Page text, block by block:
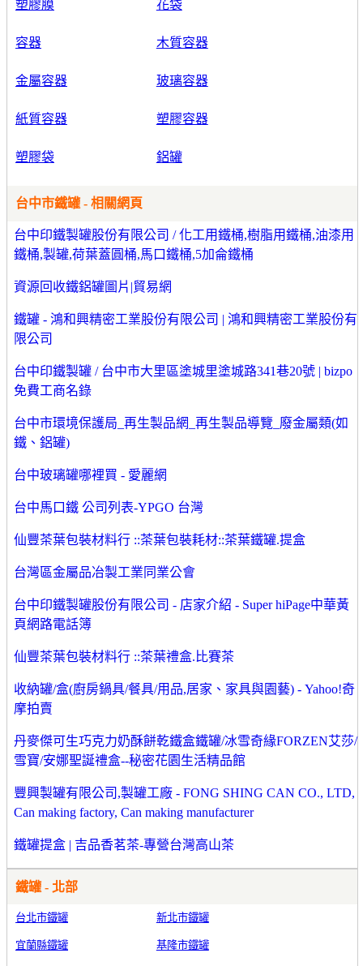
塑膠膜 花袋
容器 木質容器
金屬容器 玻璃容器
紙質容器 塑膠容器
塑膠袋 鋁罐
台中市鐵罐 - 相關網頁
台中印鐵製罐股份有限公司 / 化工用鐵桶,樹脂用鐵桶,油漆用
鐵桶,製罐,荷葉蓋圓桶,馬口鐵桶,5加侖鐵桶
資源回收鐵鋁罐圖片|貿易網
鐵罐 - 鴻和興精密工業股份有限公司 | 鴻和興精密工業股份有
限公司
台中印鐵製罐 / 台中市大里區塗城里塗城路341巷20號 | bizpo
免費工商名錄
台中市環境保護局_再生製品網_再生製品導覽_廢金屬類(如
鐵、鋁罐)
台中玻璃罐哪裡買 - 愛麗網
台中馬口鐵 公司列表-YPGO 台灣
仙豐茶葉包裝材料行 ::茶葉包裝耗材::茶葉鐵罐.提盒
台灣區金屬品冶製工業同業公會
台中印鐵製罐股份有限公司 - 店家介紹 - Super hiPage中華黃
頁網路電話簿
仙豐茶葉包裝材料行 ::茶葉禮盒.比賽茶
收納罐/盒(廚房鍋具/餐具/用品,居家、家具與園藝) - Yahoo!奇
摩拍賣
丹麥傑可生巧克力奶酥餅乾鐵盒鐵罐/冰雪奇緣FORZEN艾莎/
雪寶/安娜聖誕禮盒--秘密花園生活精品館
豐興製罐有限公司,製罐工廠 - FONG SHING CAN CO., LTD,
Can making factory, Can making manufacturer
鐵罐提盒 | 吉品香茗茶-專營台灣高山茶
鐵罐 - 北部
台北市鐵罐 新北市鐵罐
宜蘭縣鐵罐 基隆市鐵罐